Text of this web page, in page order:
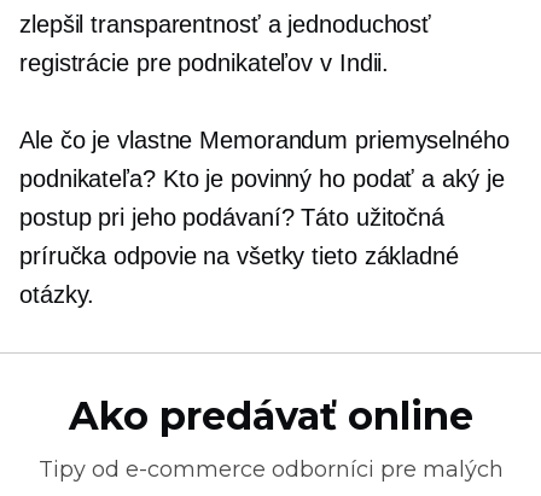
zlepšil transparentnosť a jednoduchosť
registrácie pre podnikateľov v Indii.
Ale čo je vlastne Memorandum priemyselného
podnikateľa? Kto je povinný ho podať a aký je
postup pri jeho podávaní? Táto užitočná
príručka odpovie na všetky tieto základné
otázky.
Ako predávať online
Tipy od e-commerce odborníci pre malých